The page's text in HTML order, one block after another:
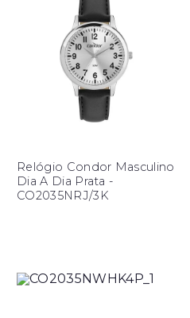
Relógio Condor Masculino
Dia A Dia Prata -
CO2035NRJ/3K